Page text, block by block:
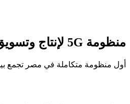
منظومة 5G لإنتاج وتسويق الدواجن
أول منظومة متكاملة في مصر تجمع